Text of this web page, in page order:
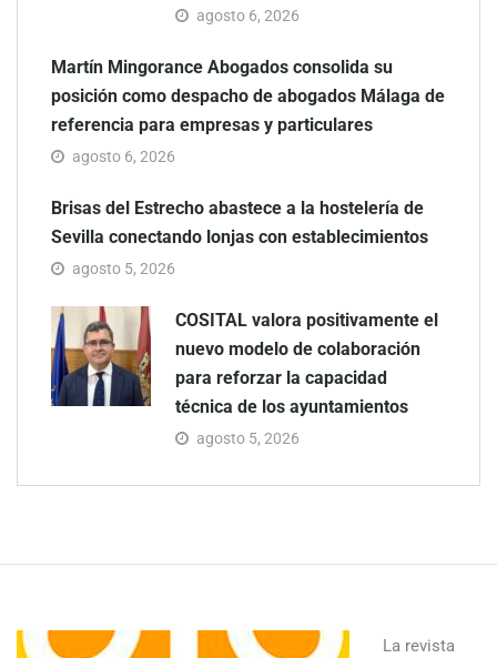
agosto 6, 2026
Martín Mingorance Abogados consolida su
posición como despacho de abogados Málaga de
referencia para empresas y particulares
agosto 6, 2026
Brisas del Estrecho abastece a la hostelería de
Sevilla conectando lonjas con establecimientos
agosto 5, 2026
COSITAL valora positivamente el
nuevo modelo de colaboración
para reforzar la capacidad
técnica de los ayuntamientos
agosto 5, 2026
La revista